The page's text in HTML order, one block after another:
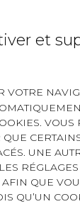
et
VOTRE
VOUS
UNE
QUE
QU’UN